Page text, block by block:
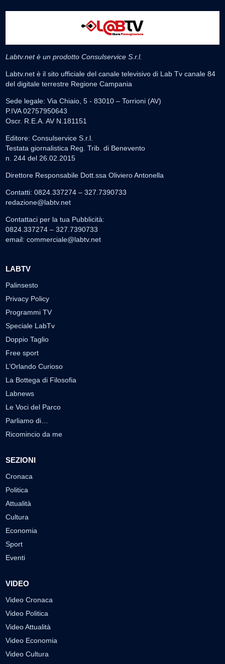
Labtv.net è un prodotto Consulservice S.r.l.
Labtv.net è il sito ufficiale del canale televisivo di Lab Tv canale 84
del digitale terrestre Regione Campania
Sede legale: Via Chiaio, 5 - 83010 – Torrioni (AV)
P.IVA 02757950643
Oscr. R.E.A. AV N.181151
Editore: Consulservice S.r.l.
Testata giornalistica Reg. Trib. di Benevento
n. 244 del 26.02.2015
Direttore Responsabile Dott.ssa Oliviero Antonella
Contatti: 0824.337274 – 327.7390733
redazione@labtv.net
Contattaci per la tua Pubblicità:
0824.337274 – 327.7390733
email: commerciale@labtv.net
LABTV
Palinsesto
Privacy Policy
Programmi TV
Speciale LabTv
Doppio Taglio
Free sport
L’Orlando Curioso
La Bottega di Filosofia
Labnews
Le Voci del Parco
Parliamo di…
Ricomincio da me
SEZIONI
Cronaca
Politica
Attualità
Cultura
Economia
Sport
Eventi
VIDEO
Video Cronaca
Video Politica
Video Attualità
Video Economia
Video Cultura